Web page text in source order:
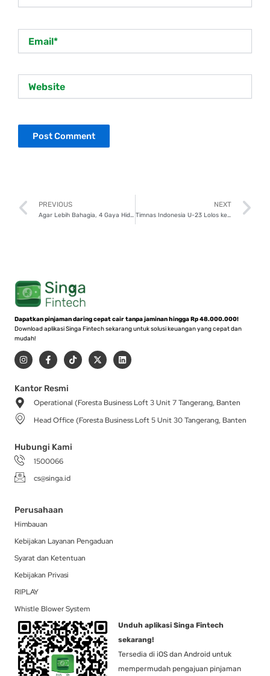
Prev
PREVIOUS
Agar Lebih Bahagia, 4 Gaya Hidup Minimalis Ini Wajib Coba!
NEXT
Timnas Indonesia U-23 Lolos ke Piala Asia 2024, Cek Jadwal dan Persiapannya!
Dapatkan pinjaman daring cepat cair tanpa jaminan hingga Rp 48.000.000!
Download aplikasi Singa Fintech sekarang untuk solusi keuangan yang cepat dan
mudah!
I
n
s
a
g
r
a
m
F
a
c
b
o
-
T
i
k
X
-
t
t
r
L
i
n
i
Kantor Resmi
Operational (Foresta Business Loft 3 Unit 7 Tangerang, Banten
Head Office (Foresta Business Loft 5 Unit 30 Tangerang, Banten
Hubungi Kami
1500066
cs@singa.id
Perusahaan
Himbauan
Kebijakan Layanan Pengaduan
Syarat dan Ketentuan
Kebijakan Privasi
RIPLAY
Whistle Blower System
Unduh aplikasi Singa Fintech
sekarang!
Tersedia di iOS dan Android untuk
mempermudah pengajuan pinjaman